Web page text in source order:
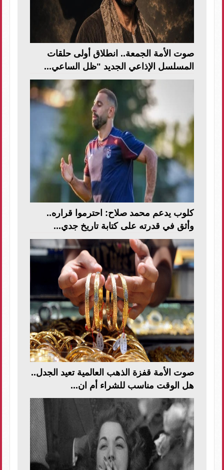
صوت الأمة الجمعة.. انطلاق أولى حلقات
المسلسل الإذاعي الجديد "ظل الساعي...
كلوب يدعم محمد صلاح: احترموا قراره..
وأثق في قدرته على كتابة تاريخ جدي...
صوت الأمة قفزة الذهب العالمية تعيد الجدل..
هل الوقت مناسب للشراء أم ان...